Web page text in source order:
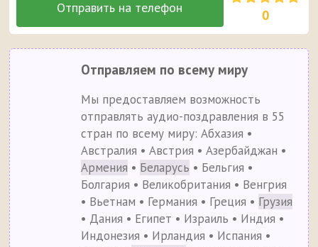
0
Отправляем по всему миру
Мы предоставляем возможность
отправлять аудио-поздравления в 55
стран по всему миру: Абхазия •
Австралия • Австрия • Азербайджан •
Армения • Беларусь • Бельгия •
Болгария • Великобритания • Венгрия
• Вьетнам • Германия • Греция • Грузия
• Дания • Египет • Израиль • Индия •
Индонезия • Ирландия • Испания •